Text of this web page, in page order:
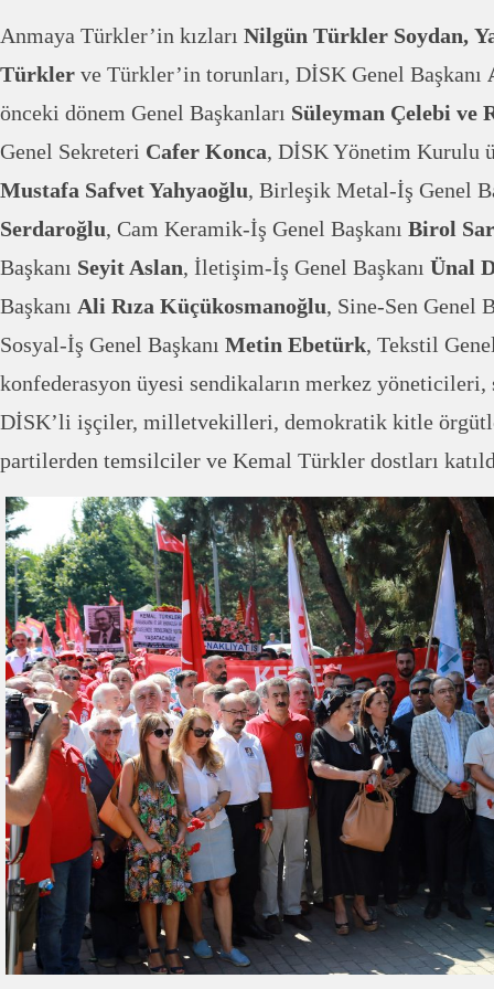
Anmaya Türkler’in kızları Nilgün Türkler Soydan,
Türkler ve Türkler’in torunları, DİSK Genel Başkanı
önceki dönem Genel Başkanları Süleyman Çelebi ve
Genel Sekreteri Cafer Konca, DİSK Yönetim Kurulu
Mustafa Safvet Yahyaoğlu, Birleşik Metal-İş Genel
Serdaroğlu, Cam Keramik-İş Genel Başkanı Birol
Başkanı Seyit Aslan, İletişim-İş Genel Başkanı Ünal
Başkanı Ali Rıza Küçükosmanoğlu, Sine-Sen Genel
Sosyal-İş Genel Başkanı Metin Ebetürk, Tekstil
konfederasyon üyesi sendikaların merkez
DİSK’li işçiler, milletvekilleri, demokratik kitle
partilerden temsilciler ve Kemal Türkler dostları